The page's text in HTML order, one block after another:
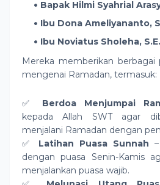
Bapak Hilmi Syahrial
Ibu Dona Ameliyananto,
Ibu Noviatus Sholeha,
Mereka memberikan
mengenai Ramadan, termasuk:
✅ Berdoa Menjumpai
kepada Allah SWT agar
menjalani Ramadan dengan
✅ Latihan Puasa Sunnah
dengan puasa Senin-Kamis
menjalankan puasa wajib.